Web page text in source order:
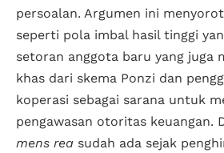
persoalan. Argumen ini
seperti pola imbal hasil tinggi
setoran anggota baru yang juga
khas dari skema Ponzi dan
koperasi sebagai sarana untuk
pengawasan otoritas keuangan.
mens rea sudah ada sejak